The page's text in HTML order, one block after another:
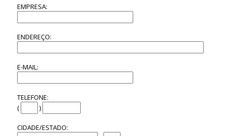
EMPRESA:
ENDEREÇO:
E-MAIL:
TELEFONE:
(
)
CIDADE/ESTADO: